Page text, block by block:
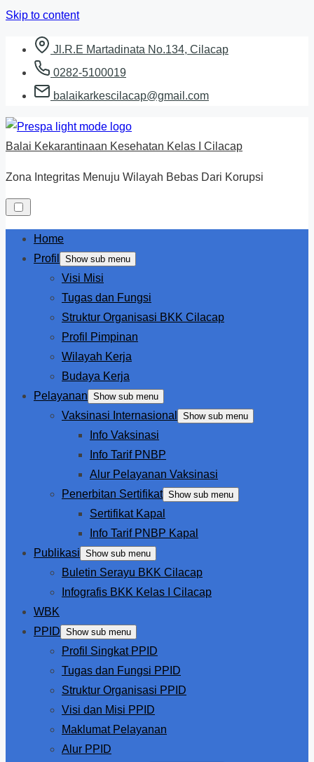
Skip to content
Jl.R.E Martadinata No.134, Cilacap
0282-5100019
balaikarkescilacap@gmail.com
Balai Kekarantinaan Kesehatan Kelas I Cilacap
Zona Integritas Menuju Wilayah Bebas Dari Korupsi
Home
Profil
Show sub menu
Visi Misi
Tugas dan Fungsi
Struktur Organisasi BKK Cilacap
Profil Pimpinan
Wilayah Kerja
Budaya Kerja
Pelayanan Show sub menu
Vaksinasi Internasional Show sub menu
Info Vaksinasi
Info Tarif PNBP
Alur Pelayanan Vaksinasi
Penerbitan Sertifikat Show sub menu
Sertifikat Kapal
Info Tarif PNBP Kapal
Publikasi Show sub menu
Buletin Serayu BKK Cilacap
Infografis BKK Kelas I Cilacap
WBK
PPID Show sub menu
Profil Singkat PPID
Tugas dan Fungsi PPID
Struktur Organisasi PPID
Visi dan Misi PPID
Maklumat Pelayanan
Alur PPID